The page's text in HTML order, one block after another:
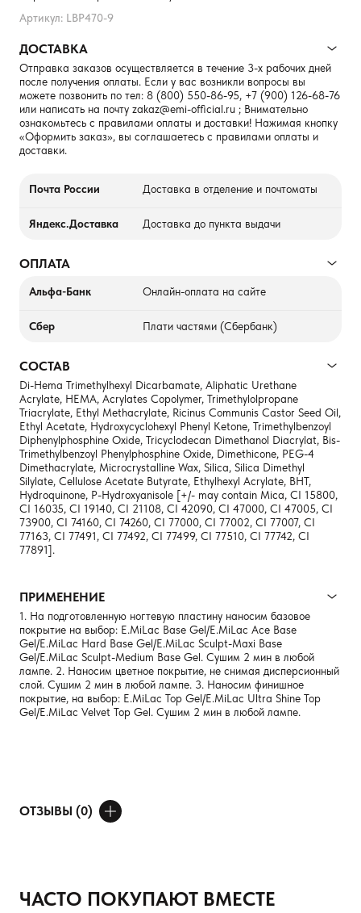
Артикул: LBP470-9
ДОСТАВКА
Отправка заказов осуществляется в течение 3-х рабочих дней
после получения оплаты. Если у вас возникли вопросы вы
можете позвонить по тел: 8 (800) 550-86-95, +7 (900) 126-68-76
или написать на почту zakaz@emi-official.ru ; Внимательно
ознакомьтесь с правилами оплаты и доставки! Нажимая кнопку
«Оформить заказ», вы соглашаетесь с правилами оплаты и
доставки.
Почта России Доставка в отделение и почтоматы
Яндекс.Доставка Доставка до пункта выдачи
ОПЛАТА
Альфа-Банк Онлайн-оплата на сайте
Сбер Плати частями (Сбербанк)
СОСТАВ
Di-Hema Trimethylhexyl Dicarbamate, Aliphatic Urethane
Acrylate, HEMA, Acrylates Copolymer, Trimethylolpropane
Triacrylate, Ethyl Methacrylate, Ricinus Communis Castor Seed Oil,
Ethyl Acetate, Hydroxycyclohexyl Phenyl Ketone, Trimethylbenzoyl
Diphenylphosphine Oxide, Tricyclodecan Dimethanol Diacrylat, Bis-
Trimethylbenzoyl Phenylphosphine Oxide, Dimethicone, PEG-4
Dimethacrylate, Microcrystalline Wax, Silica, Silica Dimethyl
Silylate, Cellulose Acetate Butyrate, Ethylhexyl Acrylate, BHT,
Hydroquinone, P-Hydroxyanisole [+/- may contain Mica, CI 15800,
CI 16035, CI 19140, CI 21108, CI 42090, CI 47000, CI 47005, CI
73900, CI 74160, CI 74260, CI 77000, CI 77002, CI 77007, CI
77163, CI 77491, CI 77492, CI 77499, CI 77510, CI 77742, CI
77891].
ПРИМЕНЕНИЕ
1. На подготовленную ногтевую пластину наносим базовое
покрытие на выбор: E.MiLac Base Gel/E.MiLac Ace Base
Gel/E.MiLac Hard Base Gel/E.MiLac Sculpt-Maxi Base
Gel/E.MiLac Sculpt-Medium Base Gel. Сушим 2 мин в любой
лампе. 2. Наносим цветное покрытие, не снимая дисперсионный
слой. Сушим 2 мин в любой лампе. 3. Наносим финишное
покрытие, на выбор: E.MiLac Top Gel/E.MiLac Ultra Shine Top
Gel/E.MiLac Velvet Top Gel. Сушим 2 мин в любой лампе.
ОТЗЫВЫ (0)
ДОБАВИТЬ ОТЗЫВ
Ваше имя
ЧАСТО ПОКУПАЮТ ВМЕСТЕ